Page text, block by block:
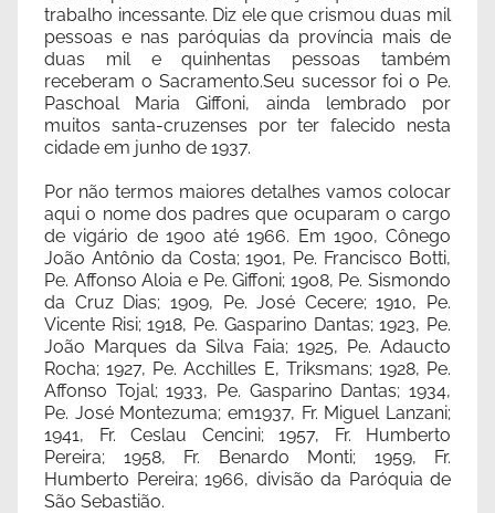
trabalho incessante. Diz ele que crismou duas mil
pessoas e nas paróquias da província mais de
duas mil e quinhentas pessoas também
receberam o Sacramento.Seu sucessor foi o Pe.
Paschoal Maria Giffoni, ainda lembrado por
muitos santa-cruzenses por ter falecido nesta
cidade em junho de 1937.
Por não termos maiores detalhes vamos colocar
aqui o nome dos padres que ocuparam o cargo
de vigário de 1900 até 1966. Em 1900, Cônego
João Antônio da Costa; 1901, Pe. Francisco Botti,
Pe. Affonso Aloia e Pe. Giffoni; 1908, Pe. Sismondo
da Cruz Dias; 1909, Pe. José Cecere; 1910, Pe.
Vicente Risi; 1918, Pe. Gasparino Dantas; 1923, Pe.
João Marques da Silva Faia; 1925, Pe. Adaucto
Rocha; 1927, Pe. Acchilles E, Triksmans; 1928, Pe.
Affonso Tojal; 1933, Pe. Gasparino Dantas; 1934,
Pe. José Montezuma; em1937, Fr. Miguel Lanzani;
1941, Fr. Ceslau Cencini; 1957, Fr. Humberto
Pereira; 1958, Fr. Benardo Monti; 1959, Fr.
Humberto Pereira; 1966, divisão da Paróquia de
São Sebastião.